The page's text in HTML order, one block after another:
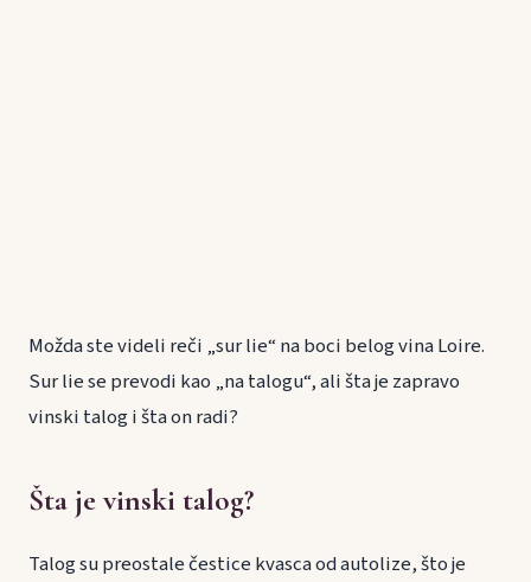
Možda ste videli reči „sur lie“ na boci belog vina Loire.
Sur lie se prevodi kao „na talogu“, ali šta je zapravo
vinski talog i šta on radi?
Šta je vinski talog?
Talog su preostale čestice kvasca od autolize, što je